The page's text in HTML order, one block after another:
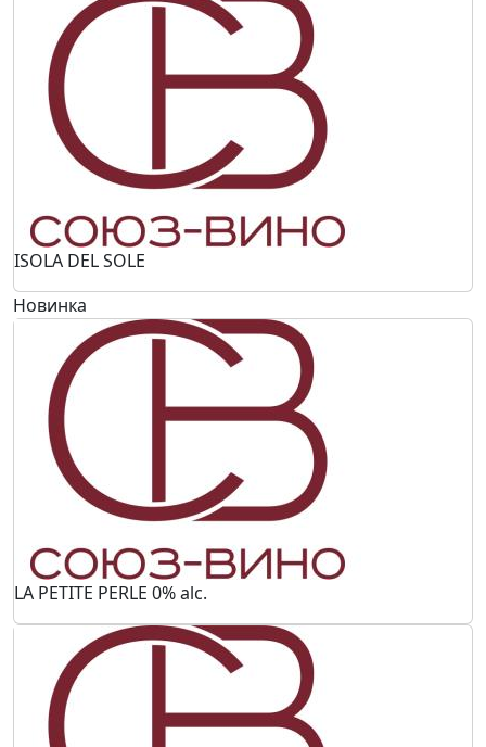
ISOLA DEL SOLE
Новинка
LA PETITE PERLE 0% alc.